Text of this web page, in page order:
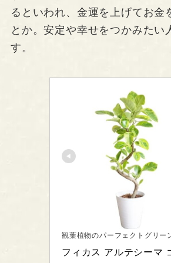
るといわれ、金運を上げてお金
とか。安定や幸せをつかみたい
す。
観葉植物のパーフェクトグリー
フィカス アルテシーマ